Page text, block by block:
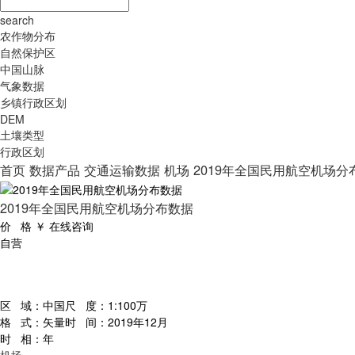
search
农作物分布
自然保护区
中国山脉
气象数据
乡镇行政区划
DEM
土壤类型
行政区划
首页 数据产品 交通运输数据 机场 2019年全国民用航空机场分
2019年全国民用航空机场分布数据
价 格 ￥ 在线咨询
自营
区 域： 中国尺 度： 1:100万
格 式： 矢量时 间： 2019年12月
时 相： 年